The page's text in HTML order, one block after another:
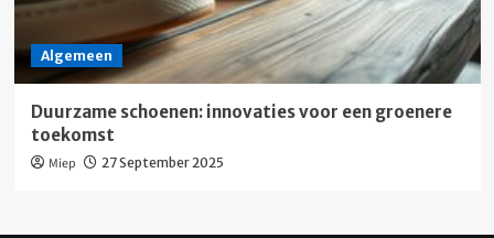
Algemeen
Duurzame schoenen: innovaties voor een groenere
toekomst
Miep 27 September 2025